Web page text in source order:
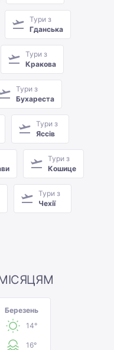
Тури з
Гданська
Тури з
Кракова
Тури з
Бухареста
Тури з
Яссів
Тури з
Кошице
Тури з
Чехії
Березень
14°
16°